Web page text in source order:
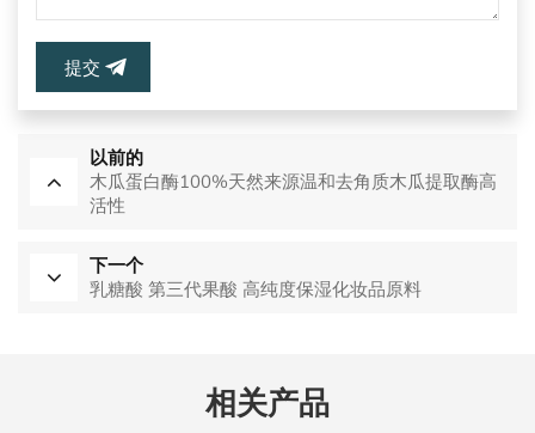
提交
以前的
木瓜蛋白酶100%天然来源温和去角质木瓜提取酶高
活性
下一个
乳糖酸 第三代果酸 高纯度保湿化妆品原料
相关产品